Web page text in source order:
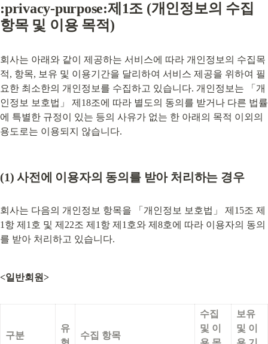
:privacy-purpose:제1조 (개인정보의 수집
항목 및 이용 목적)
회사는 아래와 같이 제공하는 서비스에 따라 개인정보의 수집목
적, 항목, 보유 및 이용기간을 달리하여 서비스 제공을 위하여 필
요한 최소한의 개인정보를 수집하고 있습니다. 개인정보는 「개
인정보 보호법」 제18조에 따라 별도의 동의를 받거나 다른 법률
에 특별한 규정이 있는 등의 사유가 없는 한 아래의 목적 이외의
용도로는 이용되지 않습니다.
(1) 사전에 이용자의 동의를 받아 처리하는 경우
회사는 다음의 개인정보 항목을 「개인정보 보호법」 제15조 제
1항 제1호 및 제22조 제1항 제1호와 제8호에 따라 이용자의 동의
를 받아 처리하고 있습니다.
<일반회원>
구분
유
수집 항목
수집
및 이
보유
및 이